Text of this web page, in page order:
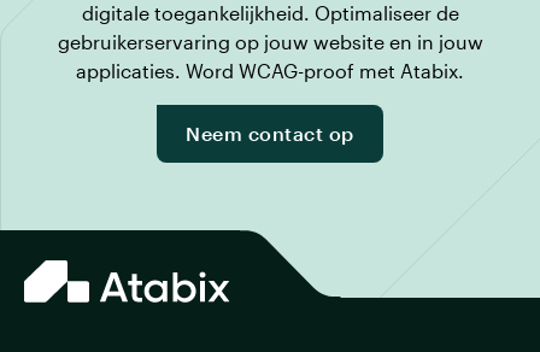
digitale toegankelijkheid. Optimaliseer de
gebruikerservaring op jouw website en in jouw
applicaties. Word WCAG-proof met Atabix.
Neem contact op